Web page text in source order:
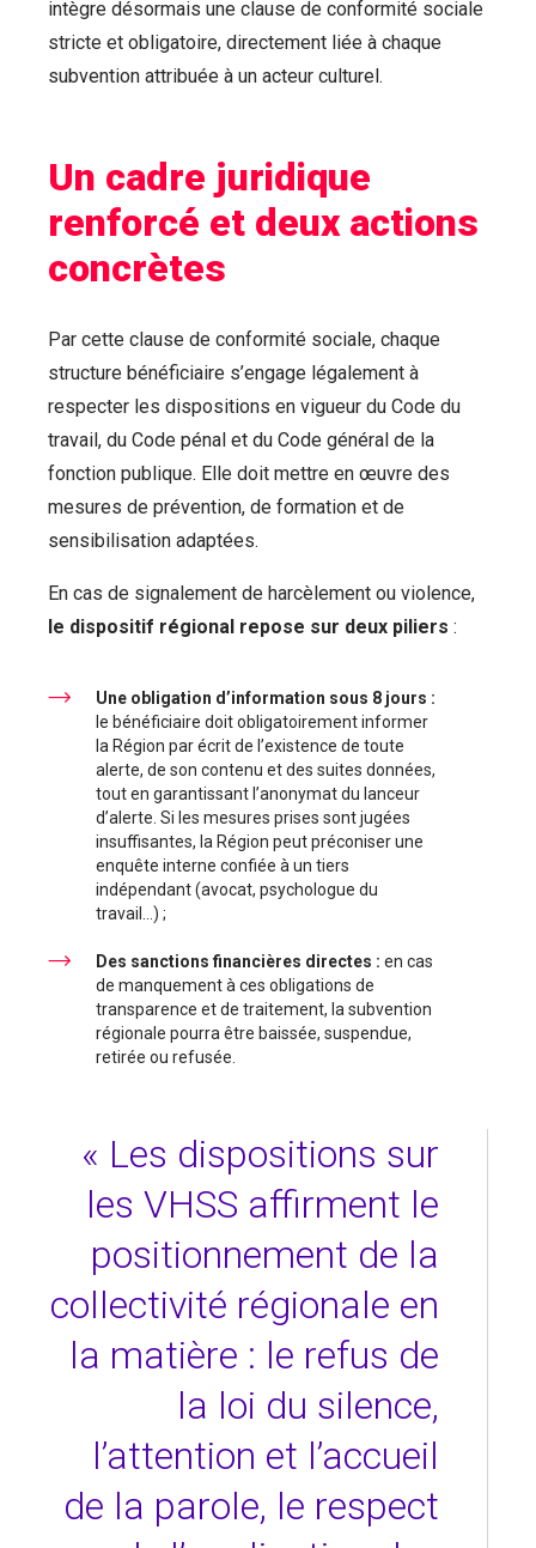
intègre désormais une clause de conformité sociale
stricte et obligatoire, directement liée à chaque
subvention attribuée à un acteur culturel.
Un cadre juridique
renforcé et deux actions
concrètes
Par cette clause de conformité sociale, chaque
structure bénéficiaire s’engage légalement à
respecter les dispositions en vigueur du Code du
travail, du Code pénal et du Code général de la
fonction publique. Elle doit mettre en œuvre des
mesures de prévention, de formation et de
sensibilisation adaptées.
En cas de signalement de harcèlement ou violence,
le dispositif régional repose sur deux piliers :
Une obligation d’information sous 8 jours :
le bénéficiaire doit obligatoirement informer
la Région par écrit de l’existence de toute
alerte, de son contenu et des suites données,
tout en garantissant l’anonymat du lanceur
d’alerte. Si les mesures prises sont jugées
insuffisantes, la Région peut préconiser une
enquête interne confiée à un tiers
indépendant (avocat, psychologue du
travail…) ;
Des sanctions financières directes : en cas
de manquement à ces obligations de
transparence et de traitement, la subvention
régionale pourra être baissée, suspendue,
retirée ou refusée.
« Les dispositions sur
les VHSS affirment le
positionnement de la
collectivité régionale en
la matière : le refus de
la loi du silence,
l’attention et l’accueil
de la parole, le respect